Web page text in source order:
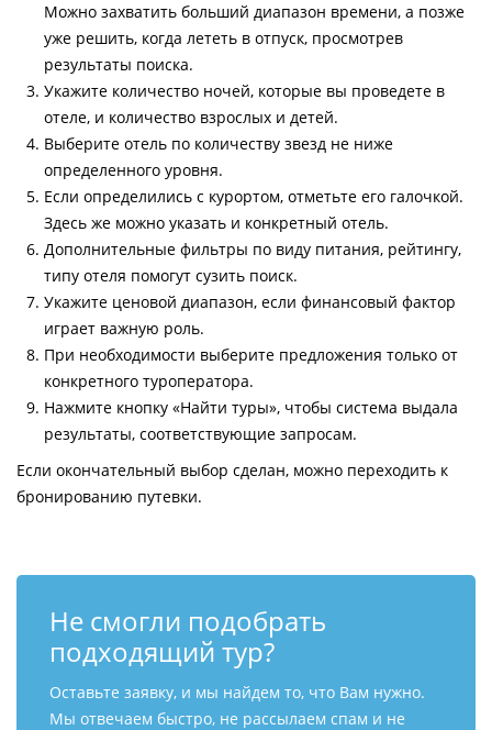
Можно захватить больший диапазон времени, а позже
уже решить, когда лететь в отпуск, просмотрев
результаты поиска.
Укажите количество ночей, которые вы проведете в
отеле, и количество взрослых и детей.
Выберите отель по количеству звезд не ниже
определенного уровня.
Если определились с курортом, отметьте его галочкой.
Здесь же можно указать и конкретный отель.
Дополнительные фильтры по виду питания, рейтингу,
типу отеля помогут сузить поиск.
Укажите ценовой диапазон, если финансовый фактор
играет важную роль.
При необходимости выберите предложения только от
конкретного туроператора.
Нажмите кнопку «Найти туры», чтобы система выдала
результаты, соответствующие запросам.
Если окончательный выбор сделан, можно переходить к
бронированию путевки.
Не смогли подобрать
подходящий тур?
Оставьте заявку, и мы найдем то, что Вам нужно.
Мы отвечаем быстро, не рассылаем спам и не